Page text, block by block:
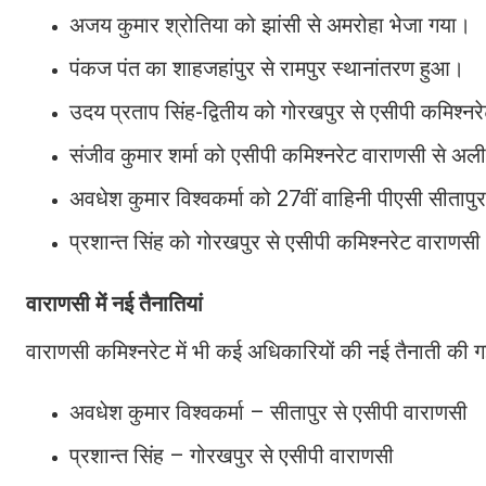
अजय कुमार श्रोतिया को झांसी से अमरोहा भेजा गया।
पंकज पंत का शाहजहांपुर से रामपुर स्थानांतरण हुआ।
उदय प्रताप सिंह-द्वितीय को गोरखपुर से एसीपी
संजीव कुमार शर्मा को एसीपी कमिश्नरेट वाराणसी से
अवधेश कुमार विश्वकर्मा को 27वीं वाहिनी पीएसी
प्रशान्त सिंह को गोरखपुर से एसीपी कमिश्नरेट
वाराणसी में नई तैनातियां
वाराणसी कमिश्नरेट में भी कई अधिकारियों की नई तैनाती की
अवधेश कुमार विश्वकर्मा – सीतापुर से एसीपी वाराणसी
प्रशान्त सिंह – गोरखपुर से एसीपी वाराणसी